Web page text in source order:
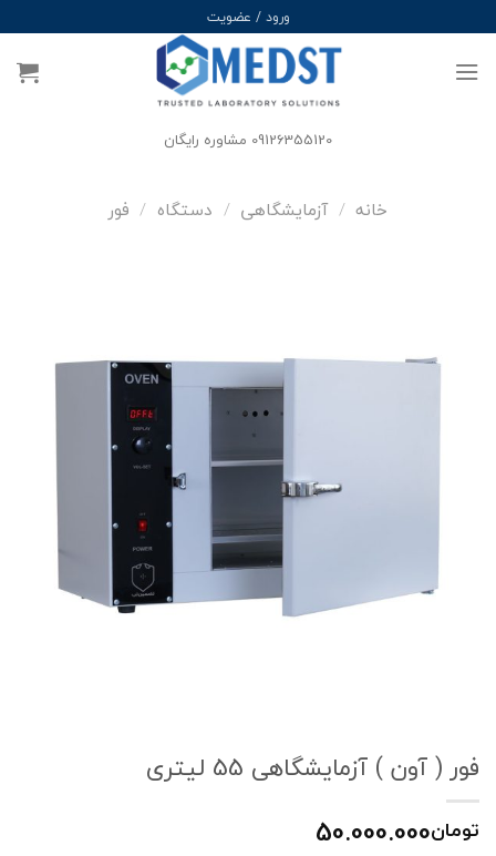
to
content
ورود / عضویت
09126355120 مشاوره رایگان
خانه / آزمایشگاهی / دستگاه / فور
فور ( آون ) آزمایشگاهی 55 لیتری
تومان50.000.000